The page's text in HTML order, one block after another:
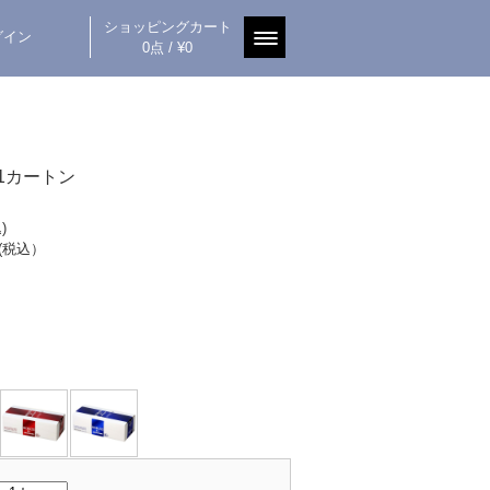
ン
ショッピングカート
0点 / ¥0
カートン
込）